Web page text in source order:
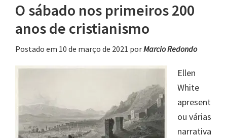
O sábado nos primeiros 200
anos de cristianismo
Postado em 10 de março de 2021 porMarcio Redondo
Ellen
White
apresent
ou várias
narrativa